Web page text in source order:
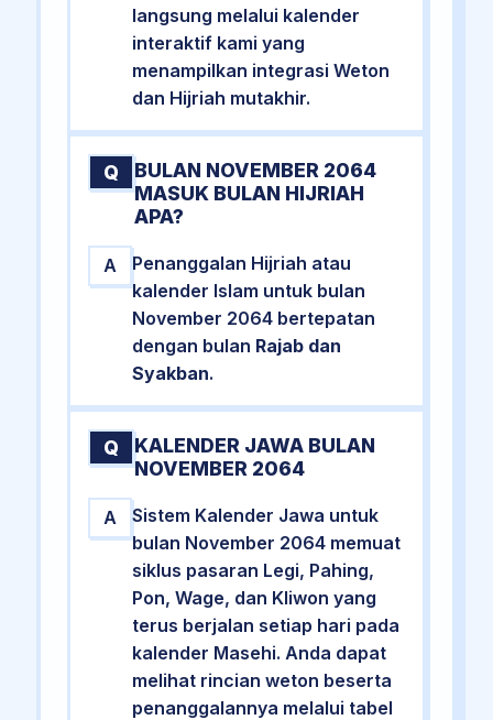
langsung melalui kalender
interaktif kami yang
menampilkan integrasi Weton
dan Hijriah mutakhir.
Q
BULAN NOVEMBER 2064
MASUK BULAN HIJRIAH
APA?
A
Penanggalan Hijriah atau
kalender Islam untuk bulan
November 2064 bertepatan
dengan bulan Rajab dan
Syakban.
Q
KALENDER JAWA BULAN
NOVEMBER 2064
A
Sistem Kalender Jawa untuk
bulan November 2064 memuat
siklus pasaran Legi, Pahing,
Pon, Wage, dan Kliwon yang
terus berjalan setiap hari pada
kalender Masehi. Anda dapat
melihat rincian weton beserta
penanggalannya melalui tabel